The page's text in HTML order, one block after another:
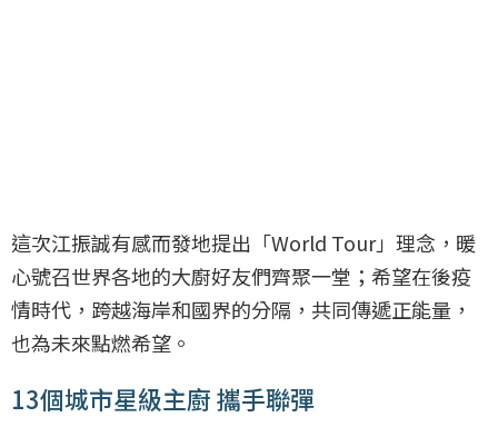
這次江振誠有感而發地提出「World Tour」理念，暖
心號召世界各地的大廚好友們齊聚一堂；希望在後疫
情時代，跨越海岸和國界的分隔，共同傳遞正能量，
也為未來點燃希望。
13個城市星級主廚 攜手聯彈